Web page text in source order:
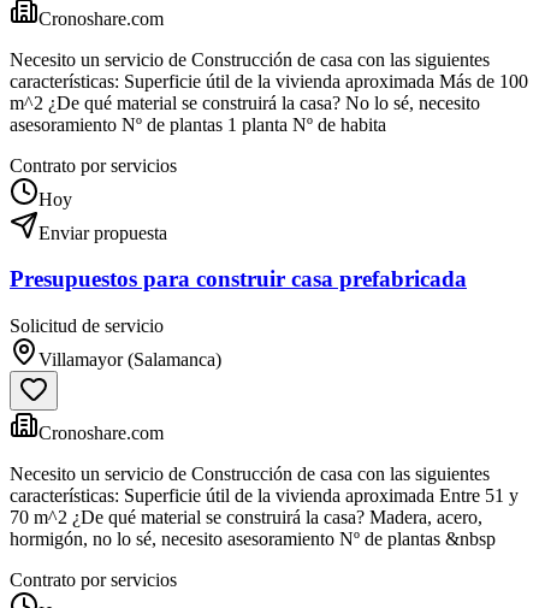
Cronoshare.com
Necesito un servicio de Construcción de casa con las siguientes
características: Superficie útil de la vivienda aproximada Más de 100
m^2 ¿De qué material se construirá la casa? No lo sé, necesito
asesoramiento Nº de plantas 1 planta Nº de habita
Contrato por servicios
Hoy
Enviar propuesta
Presupuestos para construir casa prefabricada
Solicitud de servicio
Villamayor (Salamanca)
Cronoshare.com
Necesito un servicio de Construcción de casa con las siguientes
características: Superficie útil de la vivienda aproximada Entre 51 y
70 m^2 ¿De qué material se construirá la casa? Madera, acero,
hormigón, no lo sé, necesito asesoramiento Nº de plantas &nbsp
Contrato por servicios